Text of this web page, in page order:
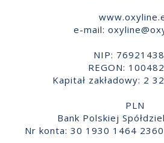
e-mail:
NIP:
REGON:
Kapitał zakładowy: 2
PLN
Bank Polskiej
Nr konta: 30 1930 1464